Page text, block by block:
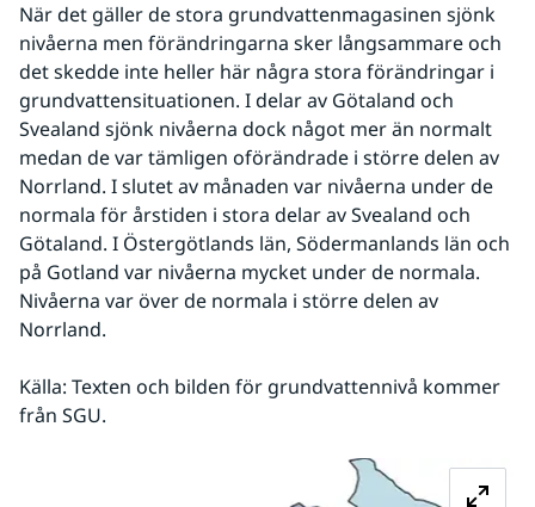
När det gäller de stora grundvattenmagasinen sjönk
nivåerna men förändringarna sker långsammare och
det skedde inte heller här några stora förändringar i
grundvattensituationen. I delar av Götaland och
Svealand sjönk nivåerna dock något mer än normalt
medan de var tämligen oförändrade i större delen av
Norrland. I slutet av månaden var nivåerna under de
normala för årstiden i stora delar av Svealand och
Götaland. I Östergötlands län, Södermanlands län och
på Gotland var nivåerna mycket under de normala.
Nivåerna var över de normala i större delen av
Norrland.
Källa: Texten och bilden för grundvattennivå kommer
från SGU.